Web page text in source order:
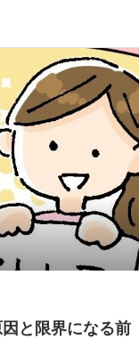
と限界になる前